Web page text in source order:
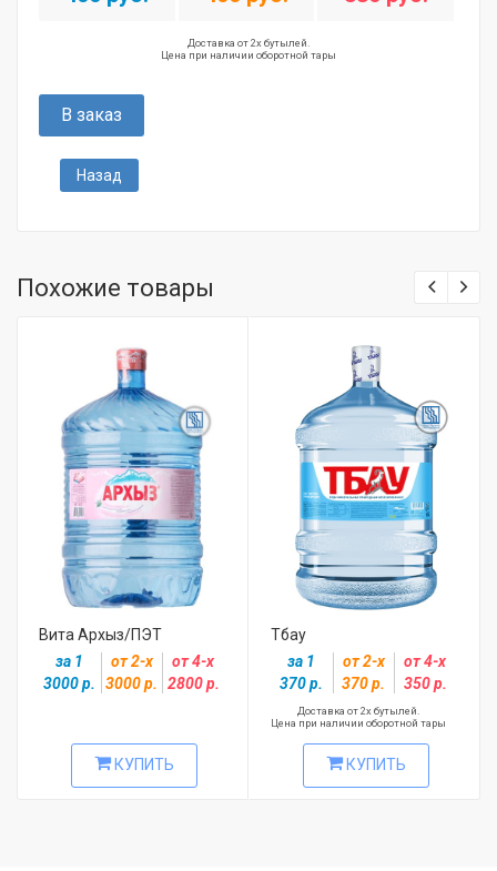
Доставка от 2х бутылей.
Цена при наличии оборотной тары
В заказ
Назад
Похожие товары
Вита Архыз/ПЭТ
за 1
3000 р.
от 2-х
3000 р.
от 4-х
2800 р.
КУПИТЬ
Тбау
за 1
370 р.
от 2-х
370 р.
от 4-х
350 р.
Доставка от 2х бутылей.
Цена при наличии оборотной тары
КУПИТЬ